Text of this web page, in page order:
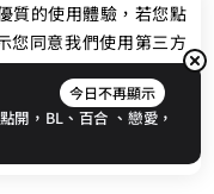
Co., Ltd.
今日不再顯示
開，BL、 百合 、戀愛，
質的使用體驗，若您點
您同意我們使用第三方
。